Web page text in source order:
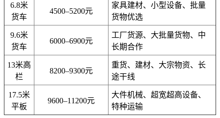
6.8米
货车
4500–5200元
家具建材、小型设备、批量
货物优选
9.6米
货车
6000–6900元
工厂货源、大批量货物、中
长期合作
13米高
栏
8200–9300元
重货、建材、大宗物资、长
途干线
17.5米
平板
9600–11200元
大件机械、超宽超高设备、
特种运输